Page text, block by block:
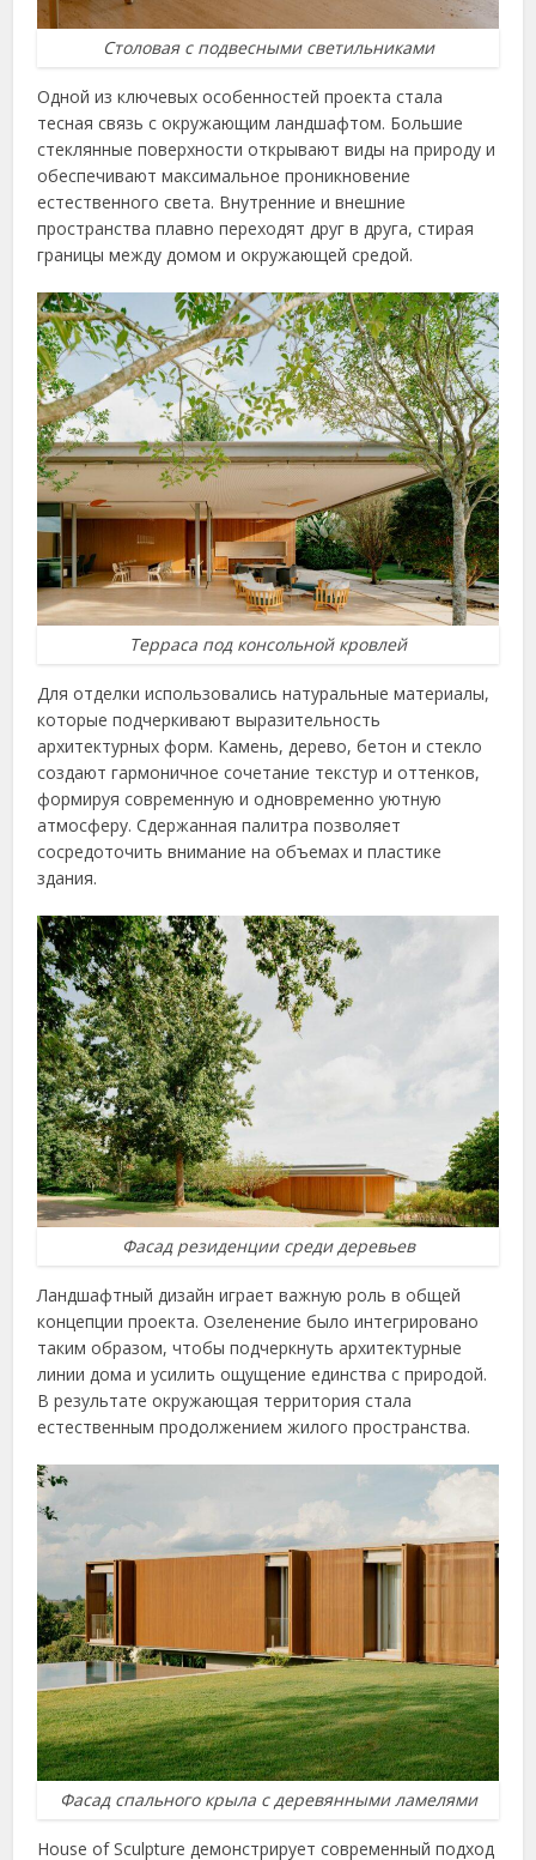
Столовая с подвесными светильниками
Одной из ключевых особенностей проекта стала
тесная связь с окружающим ландшафтом. Большие
стеклянные поверхности открывают виды на природу и
обеспечивают максимальное проникновение
естественного света. Внутренние и внешние
пространства плавно переходят друг в друга, стирая
границы между домом и окружающей средой.
Терраса под консольной кровлей
Для отделки использовались натуральные материалы,
которые подчеркивают выразительность
архитектурных форм. Камень, дерево, бетон и стекло
создают гармоничное сочетание текстур и оттенков,
формируя современную и одновременно уютную
атмосферу. Сдержанная палитра позволяет
сосредоточить внимание на объемах и пластике
здания.
Фасад резиденции среди деревьев
Ландшафтный дизайн играет важную роль в общей
концепции проекта. Озеленение было интегрировано
таким образом, чтобы подчеркнуть архитектурные
линии дома и усилить ощущение единства с природой.
В результате окружающая территория стала
естественным продолжением жилого пространства.
Фасад спального крыла с деревянными ламелями
House of Sculpture демонстрирует современный подход